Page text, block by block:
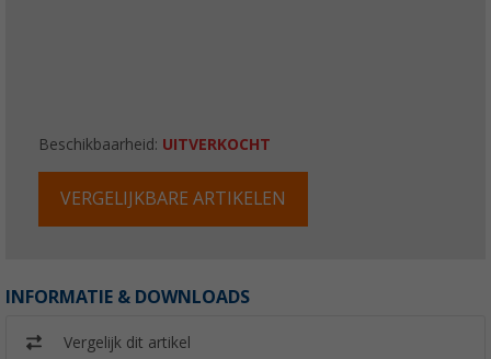
Beschikbaarheid: UITVERKOCHT
VERGELIJKBARE ARTIKELEN
INFORMATIE & DOWNLOADS
Vergelijk dit artikel